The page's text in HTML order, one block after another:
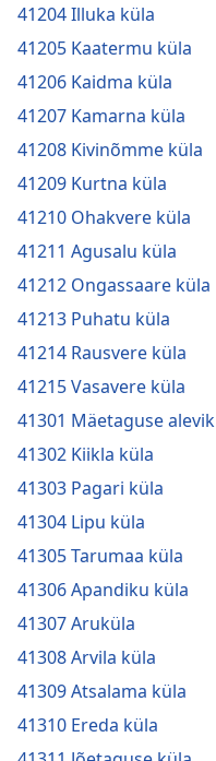
41204 Illuka küla
41205 Kaatermu küla
41206 Kaidma küla
41207 Kamarna küla
41208 Kivinõmme küla
41209 Kurtna küla
41210 Ohakvere küla
41211 Agusalu küla
41212 Ongassaare küla
41213 Puhatu küla
41214 Rausvere küla
41215 Vasavere küla
41301 Mäetaguse alevik
41302 Kiikla küla
41303 Pagari küla
41304 Lipu küla
41305 Tarumaa küla
41306 Apandiku küla
41307 Aruküla
41308 Arvila küla
41309 Atsalama küla
41310 Ereda küla